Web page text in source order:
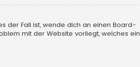
der Fall ist, wende dich an einen Board-
mit der Website vorliegt, welches ein